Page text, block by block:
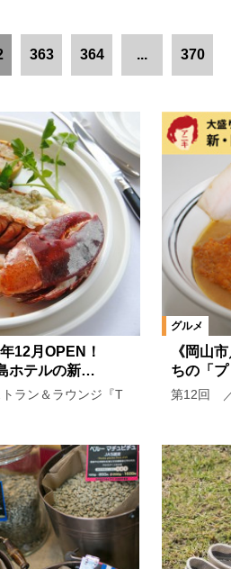
ェ・スウィーツ イベント
ション ショッピング 生活
集長が厳選！
ア 駅近グルメさんぽ
しスタイルを愉しむ by Life Design
ハレノワ ～カウントダウン♪ 千日前から
363 364 ... 370
年12月OPEN！
ホテルの新…
ラン＆ラウンジ『T
グルメ
《岡山
ちの「プ
第12回